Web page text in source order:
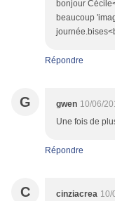
bonjour
beaucoup
Répondre
G gwen 10/06/
Une fois de
Répondre
C cinziacrea 10/